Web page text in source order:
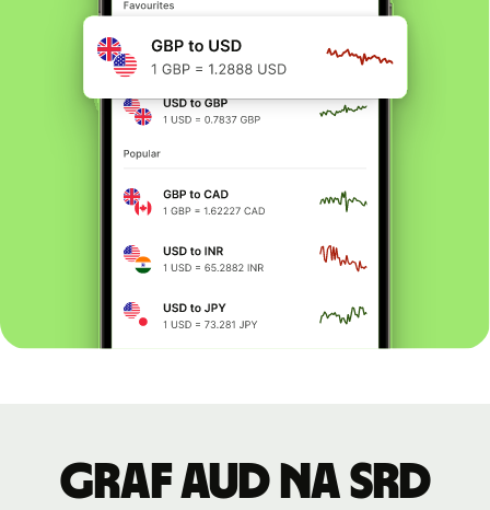
graf AUD na SRD